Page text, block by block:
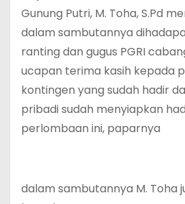
Gunung Putri, M. Toha, S.Pd
dalam sambutannya
ranting dan gugus PGRI
ucapan terima kasih kepada
kontingen yang sudah hadir
pribadi sudah menyiapkan
perlombaan ini, paparnya
dalam sambutannya M. Toha